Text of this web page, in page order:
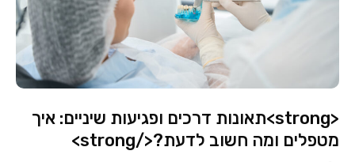
<strong>תאונות דרכים ופגיעות שיניים: איך
מטפלים ומה חשוב לדעת?</strong>